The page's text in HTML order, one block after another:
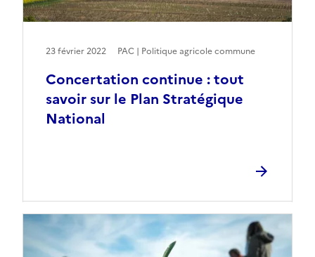
Concertation continue : tout
savoir sur le Plan Stratégique
National
23 février 2022 PAC | Politique agricole commune